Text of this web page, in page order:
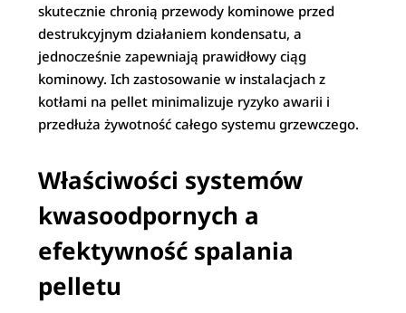
skutecznie chronią przewody kominowe przed
destrukcyjnym działaniem kondensatu, a
jednocześnie zapewniają prawidłowy ciąg
kominowy. Ich zastosowanie w instalacjach z
kotłami na pellet minimalizuje ryzyko awarii i
przedłuża żywotność całego systemu grzewczego.
Właściwości systemów
kwasoodpornych a
efektywność spalania
pelletu